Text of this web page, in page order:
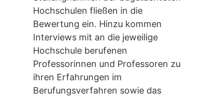
Hochschulen fließen in die
Bewertung ein. Hinzu kommen
Interviews mit an die jeweilige
Hochschule berufenen
Professorinnen und Professoren zu
ihren Erfahrungen im
Berufungsverfahren sowie das